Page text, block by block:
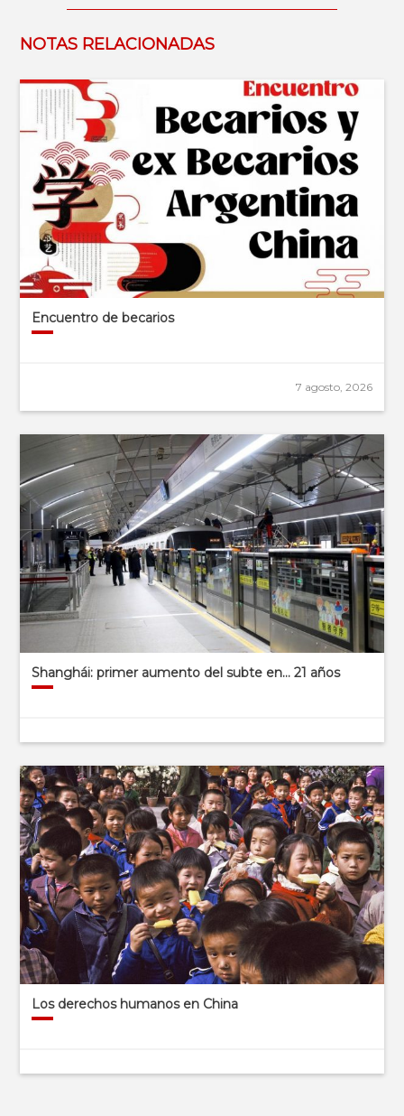
NOTAS RELACIONADAS
Encuentro de becarios
7 agosto, 2026
Shanghái: primer aumento del subte en… 21 años
Los derechos humanos en China